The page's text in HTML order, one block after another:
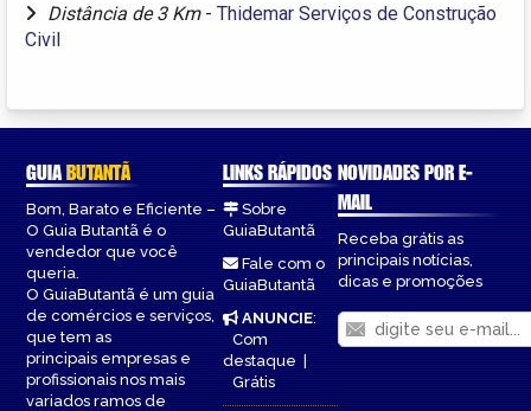
Distância de 3 Km - Thidemar Serviços de Construção
Civil
GUIABUTANTÃ
Bom, Barato e Eficiente –
O Guia Butantã é o
vendedor que você
queria.
O GuiaButantã é um guia
de comércios e serviços,
que tem as
principais empresas e
profissionais nos mais
variados ramos de
LINKS RÁPIDOS
Sobre
GuiaButantã
Fale com o
GuiaButantã
ANUNCIE:
Com
destaque|
Grátis
NOVIDADES POR E-
MAIL
Receba grátis as
principais notícias,
dicas e promoções